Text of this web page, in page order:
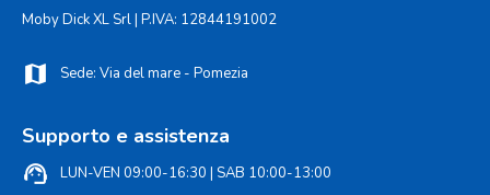
Moby Dick XL Srl | P.IVA: 12844191002
map Sede: Via del mare - Pomezia
Supporto e assistenza
support_agent LUN-VEN 09:00-16:30 | SAB 10:00-13:00